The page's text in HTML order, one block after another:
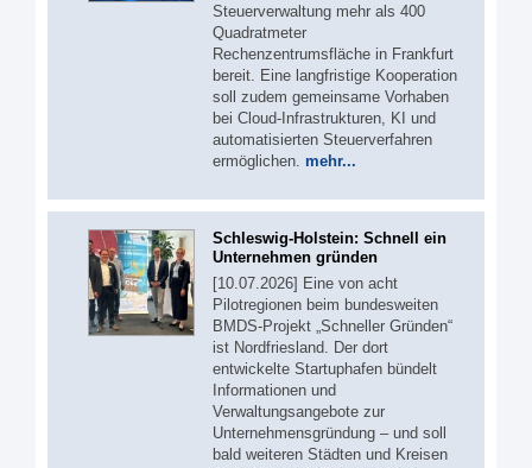
Steuerverwaltung mehr als 400
Quadratmeter
Rechenzentrumsfläche in Frankfurt
bereit. Eine langfristige Kooperation
soll zudem gemeinsame Vorhaben
bei Cloud-Infrastrukturen, KI und
automatisierten Steuerverfahren
ermöglichen. mehr...
Schleswig-Holstein: Schnell ein
Unternehmen gründen
[10.07.2026] Eine von acht
Pilotregionen beim bundesweiten
BMDS-Projekt „Schneller Gründen“
ist Nordfriesland. Der dort
entwickelte Startuphafen bündelt
Informationen und
Verwaltungsangebote zur
Unternehmensgründung – und soll
bald weiteren Städten und Kreisen